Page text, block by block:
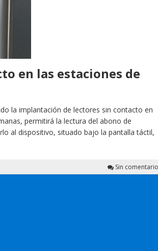
en las estaciones de
la implantación de lectores sin contacto en
permitirá la lectura del abono de
al dispositivo, situado bajo la pantalla táctil,
Sin